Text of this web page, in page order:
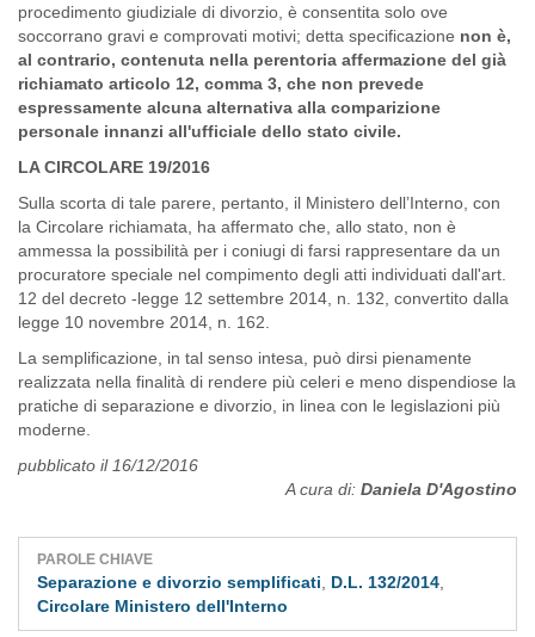
procedimento giudiziale di divorzio, è consentita solo ove
soccorrano gravi e comprovati motivi; detta specificazione non è,
al contrario, contenuta nella perentoria affermazione del già
richiamato articolo 12, comma 3, che non prevede
espressamente alcuna alternativa alla comparizione
personale innanzi all'ufficiale dello stato civile.
LA CIRCOLARE 19/2016
Sulla scorta di tale parere, pertanto, il Ministero dell’Interno, con
la Circolare richiamata, ha affermato che, allo stato, non è
ammessa la possibilità per i coniugi di farsi rappresentare da un
procuratore speciale nel compimento degli atti individuati dall'art.
12 del decreto -legge 12 settembre 2014, n. 132, convertito dalla
legge 10 novembre 2014, n. 162.
La semplificazione, in tal senso intesa, può dirsi pienamente
realizzata nella finalità di rendere più celeri e meno dispendiose la
pratiche di separazione e divorzio, in linea con le legislazioni più
moderne.
pubblicato il 16/12/2016
A cura di: Daniela D'Agostino
PAROLE CHIAVE
Separazione e divorzio semplificati D.L. 132/2014
Circolare Ministero dell'Interno